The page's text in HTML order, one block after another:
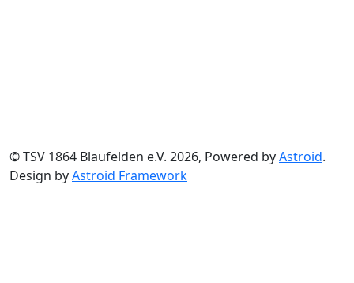
© TSV 1864 Blaufelden e.V. 2026, Powered byAstroid.
Design byAstroid Framework